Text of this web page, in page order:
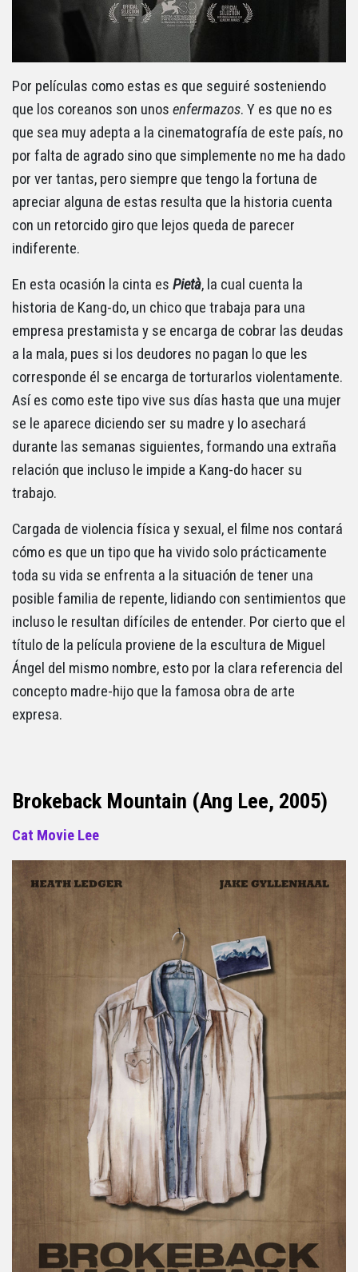
Por películas como estas es que seguiré sosteniendo
que los coreanos son unos enfermazos. Y es que no es
que sea muy adepta a la cinematografía de este país, no
por falta de agrado sino que simplemente no me ha dado
por ver tantas, pero siempre que tengo la fortuna de
apreciar alguna de estas resulta que la historia cuenta
con un retorcido giro que lejos queda de parecer
indiferente.
En esta ocasión la cinta es Pietà, la cual cuenta la
historia de Kang-do, un chico que trabaja para una
empresa prestamista y se encarga de cobrar las deudas
a la mala, pues si los deudores no pagan lo que les
corresponde él se encarga de torturarlos violentamente.
Así es como este tipo vive sus días hasta que una mujer
se le aparece diciendo ser su madre y lo asechará
durante las semanas siguientes, formando una extraña
relación que incluso le impide a Kang-do hacer su
trabajo.
Cargada de violencia física y sexual, el filme nos contará
cómo es que un tipo que ha vivido solo prácticamente
toda su vida se enfrenta a la situación de tener una
posible familia de repente, lidiando con sentimientos que
incluso le resultan difíciles de entender. Por cierto que el
título de la película proviene de la escultura de Miguel
Ángel del mismo nombre, esto por la clara referencia del
concepto madre-hijo que la famosa obra de arte
expresa.
Brokeback Mountain (Ang Lee, 2005)
Cat Movie Lee